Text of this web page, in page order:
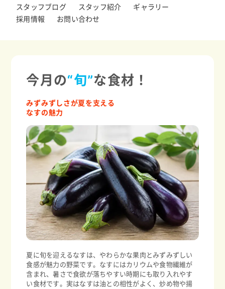
スタッフブログ
スタッフ紹介
ギャラリー
採用情報
お問い合わせ
今月の“旬”な食材！
みずみずしさが夏を支える
なすの魅力
夏に旬を迎えるなすは、やわらかな果肉とみずみずしい
食感が魅力の野菜です。なすにはカリウムや食物繊維が
含まれ、暑さで食欲が落ちやすい時期にも取り入れやす
い食材です。実はなすは油との相性がよく、炒め物や揚